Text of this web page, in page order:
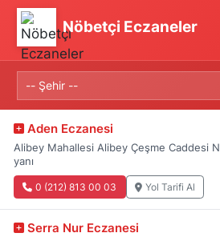
Nöbetçi Eczaneler
Aden Eczanesi
Alibey Mahallesi Alibey Çeşme Caddesi
yanı
0 (212) 813 00 03 Yol Tarifi Al
Serra Nur Eczanesi